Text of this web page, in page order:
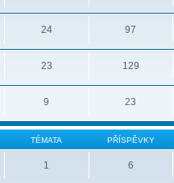
24 97
23 129
9 23
TÉMATA PŘÍSPĚVKY
1 6